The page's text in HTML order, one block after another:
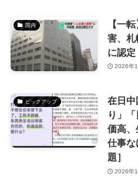
国内
【一
害、札
に認定
2026年
ピックアップ
在日中
り」
価高
仕事な
題］
2026年